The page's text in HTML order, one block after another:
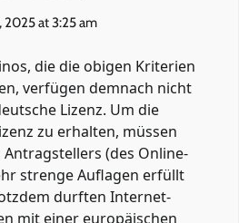
2025 at 3:25 am
die die obigen Kriterien
verfügen demnach nicht
Lizenz. Um die
zu erhalten, müssen
Antragstellers (des Online-
strenge Auflagen erfüllt
durften Internet-
mit einer europäischen